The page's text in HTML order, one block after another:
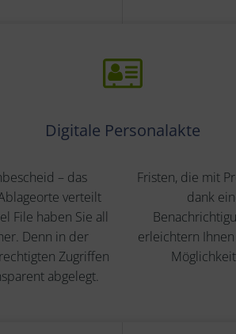
Digitale Personalakte
– das
verteilt
File haben Sie all
Denn in der
Zugriffen
abgelegt.
Fristen, die mit
dank
erleichtern